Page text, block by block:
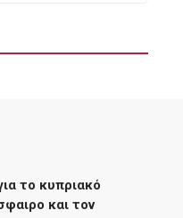
το κυπριακό
και τον